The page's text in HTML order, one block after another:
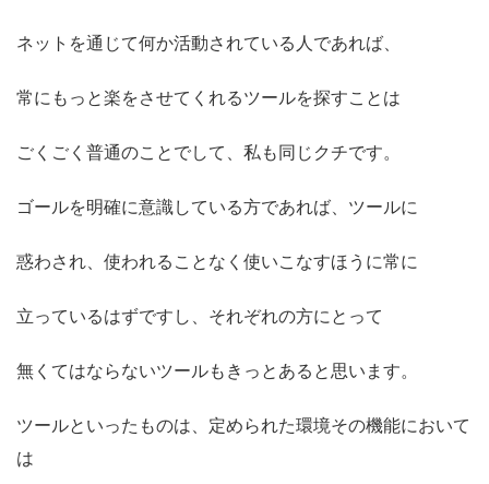
ネットを通じて何か活動されている人であれば、
常にもっと楽をさせてくれるツールを探すことは
ごくごく普通のことでして、私も同じクチです。
ゴールを明確に意識している方であれば、ツールに
惑わされ、使われることなく使いこなすほうに常に
立っているはずですし、それぞれの方にとって
無くてはならないツールもきっとあると思います。
ツールといったものは、定められた環境その機能において
は